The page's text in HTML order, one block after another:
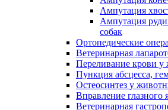
Ампутация
Ампутация
собак
Ортопедические
Ветеринарная
Переливание крови
Пункция абсцесса,
Остеосинтез у
Вправление
Ветеринарная